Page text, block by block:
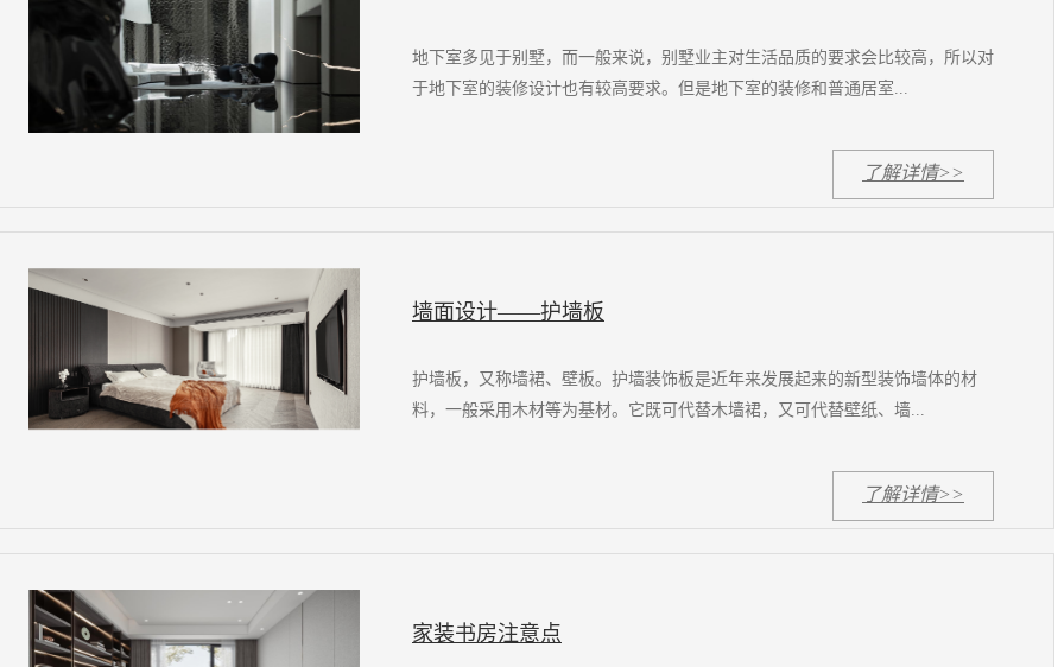
地下室多见于别墅，而一般来说，别墅业主对生活品质的要求会比较高，所以对
于地下室的装修设计也有较高要求。但是地下室的装修和普通居室...
了解详情>>
墙面设计——护墙板
护墙板，又称墙裙、壁板。护墙装饰板是近年来发展起来的新型装饰墙体的材
料，一般采用木材等为基材。它既可代替木墙裙，又可代替壁纸、墙...
了解详情>>
家装书房注意点